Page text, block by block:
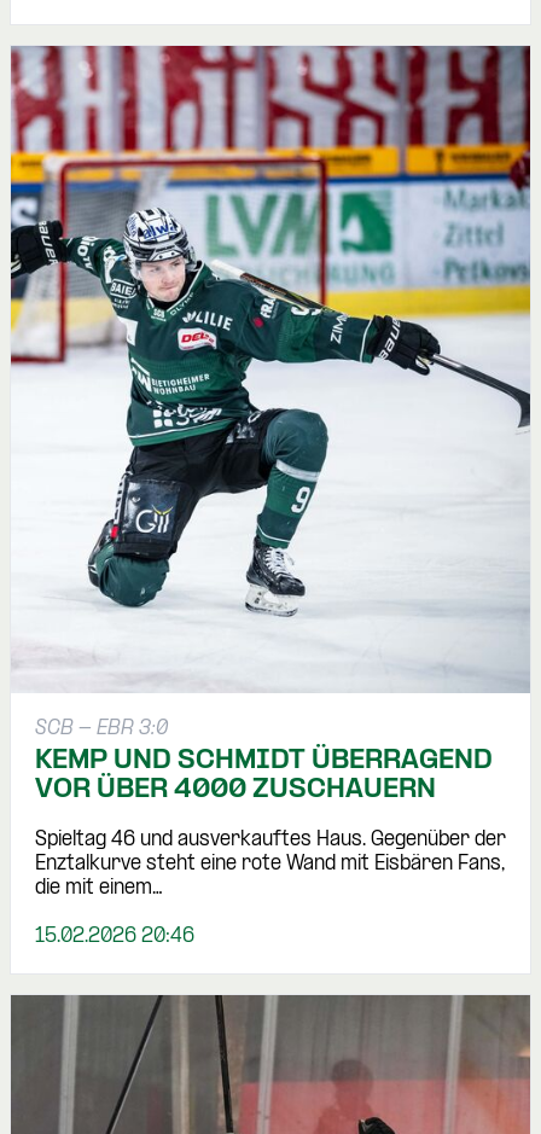
SCB - EBR 3:0
KEMP UND SCHMIDT ÜBERRAGEND
VOR ÜBER 4000 ZUSCHAUERN
Spieltag 46 und ausverkauftes Haus. Gegenüber der
Enztalkurve steht eine rote Wand mit Eisbären Fans,
die mit einem…
15.02.2026 20:46